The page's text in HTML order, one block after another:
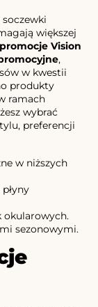
większej
promocje Vision
,
w kwestii
produkty
ramach
wybrać
preferencji
w niższych
okularowych.
sezonowymi.